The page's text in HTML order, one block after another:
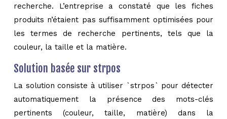
recherche. L’entreprise a constaté que les fiches
produits n’étaient pas suffisamment optimisées pour
les termes de recherche pertinents, tels que la
couleur, la taille et la matière.
Solution basée sur strpos
La solution consiste à utiliser `strpos` pour détecter
automatiquement la présence des mots-clés
pertinents (couleur, taille, matière) dans la